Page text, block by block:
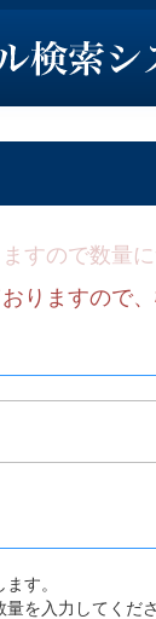
すので数量
りますので
す。
を入力してくださ